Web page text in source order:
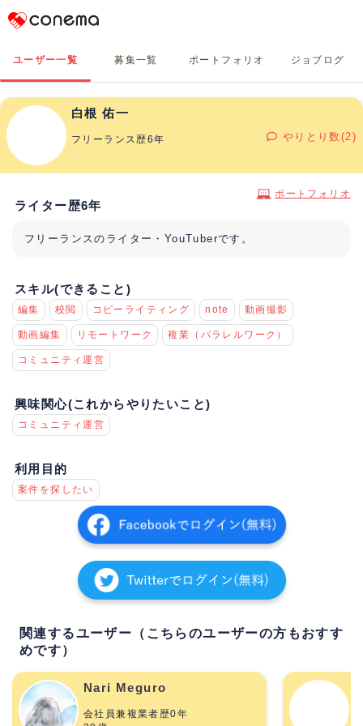
Conema
ユーザー一覧 募集一覧 ポートフォリオ ジョブログ
白根 佑一
フリーランス歴6年 やりとり数(2)
ポートフォリオ
ライター歴6年
フリーランスのライター・YouTuberです。
スキル(できること)
編集 校閲 コピーライティング note 動画撮影
動画編集 リモートワーク 複業（パラレルワーク）
コミュニティ運営
興味関心(これからやりたいこと)
コミュニティ運営
利用目的
案件を探したい
関連するユーザー（こちらのユーザーの方もおすす
めです）
Nari Meguro
会社員兼複業者歴0年